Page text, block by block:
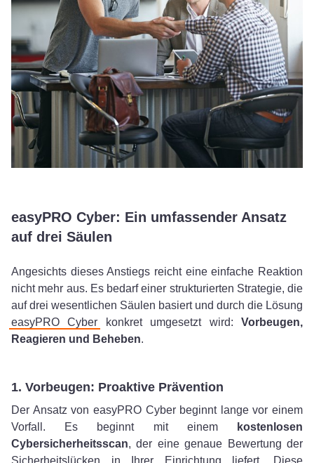
easyPRO Cyber: Ein umfassender Ansatz
auf drei Säulen
Angesichts dieses Anstiegs reicht eine einfache Reaktion
nicht mehr aus. Es bedarf einer strukturierten Strategie, die
auf drei wesentlichen Säulen basiert und durch die Lösung
easyPRO Cyber konkret umgesetzt wird:Vorbeugen,
Reagieren und Beheben.
1. Vorbeugen: Proaktive Prävention
Der Ansatz von easyPRO Cyber beginnt lange vor einem
Vorfall. Es beginnt mit einem
kostenlosen
Cybersicherheitsscan, der eine genaue Bewertung der